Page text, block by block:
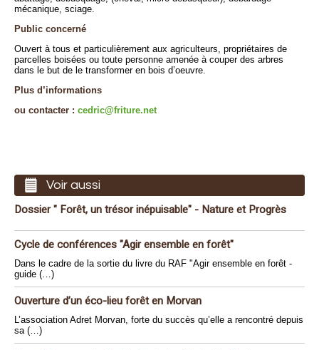
mécanique, sciage.
Public concerné
Ouvert à tous et particulièrement aux agriculteurs, propriétaires de
parcelles boisées ou toute personne amenée à couper des arbres
dans le but de le transformer en bois d’oeuvre.
Plus d’informations
ou contacter : cedric@friture.net
Voir aussi
Dossier " Forêt, un trésor inépuisable" - Nature et Progrès
Cycle de conférences "Agir ensemble en forêt"
Dans le cadre de la sortie du livre du RAF "Agir ensemble en forêt -
guide (…)
Ouverture d’un éco-lieu forêt en Morvan
L’association Adret Morvan, forte du succès qu’elle a rencontré depuis
sa (…)